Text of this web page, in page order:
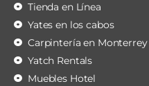
Tienda en Línea
Yates en los cabos
Carpintería en Monterrey
Yatch Rentals
Muebles Hotel